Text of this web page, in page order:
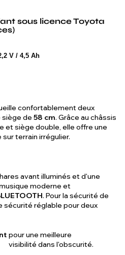
sous licence Toyota
V / 4,5 Ah
confortablement deux
siège de 58 cm. Grâce au châssis
et siège double, elle offre une
terrain irrégulier.
avant illuminés et d'une
moderne et
. Pour la sécurité de
sécurité réglable pour deux
pour une meilleure
visibilité dans l'obscurité.